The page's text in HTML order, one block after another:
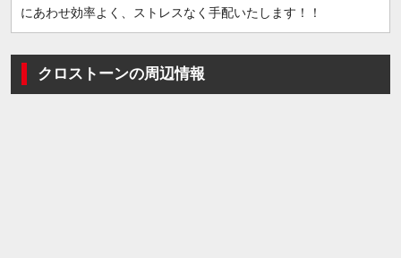
にあわせ効率よく、ストレスなく手配いたします！！
クロストーンの周辺情報